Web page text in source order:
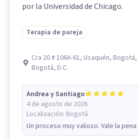
por la Universidad de Chicago.
Terapia de pareja
Cra 20 # 106A-61, Usaquén,
Bogotá, D.C.
Andrea y Santiago
4 de agosto de 2026
Localización: Bogotá
Un proceso muy valioso. Vale la